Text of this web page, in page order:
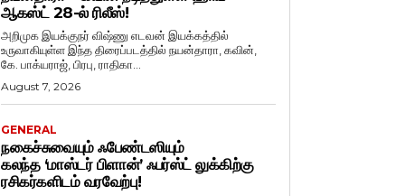
ஆகஸ்ட் 28-ல் ரிலீஸ்!
அறிமுக இயக்குநர் விஷ்ணு எடவன் இயக்கத்தில்
உருவாகியுள்ள இந்த திரைப்படத்தில் நயன்தாரா, கவின்,
கே. பாக்யராஜ், பிரபு, ராதிகா...
August 7, 2026
GENERAL
நகைச்சுவையும் ஃபேண்டஸியும்
கலந்த ‘மாஸ்டர் பிளான்’ ஃபர்ஸ்ட் லுக்கிற்கு
ரசிகர்களிடம் வரவேற்பு!